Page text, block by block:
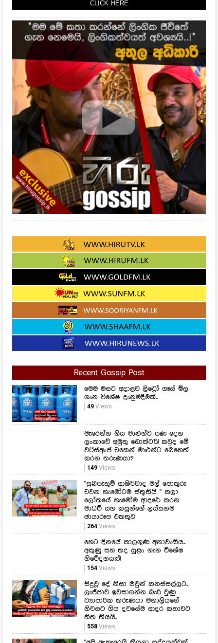
CLICK HERE
Recent Gossip Post
මෙම මසට අදාළව ලිට්‍රෝ ගෑස් මිල
ගැන විශේෂ දැනුම්දීමක්..
49Views
මැරෙන්න ගිය මාළුන්ට පණ දෙන
ලංකාවේ අමුතු ඩොක්ටර්! කවුද මේ
වට්ස්ඇප් එකෙන් මාළුන්ට බෙහෙත්
කරන තරුණයා?
149Views
"සුබපැතුම් ආශිර්වාද මල් පොකුරු
එවන හැමෝටම ස්තූතියි " කලා
ලෝකයේ හැමෝම ආදරේ කරන
මාධවී සහ කසුන්ගේ ලස්සනම
ඡායාරූප එකතුව
264Views
හෙට දිනයේ කාලගුණ අනාවැකිය..
අකුණු සහ තද සුළං ගැන විශේෂ
නිවේදනයක්!
154Views
සිදුවූ දේ නිසා ඔවුන් කනස්සල්ලට..
ලැජ්ජාව ඉවසාගන්න බැරි වුණු
ව්‍යාපාරික තරුණයා මනාලියගේ
නිවසට ගිය දවසේම ආදර කතාවට
තිත තියයි..
558Views